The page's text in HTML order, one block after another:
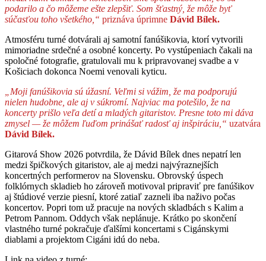
podarilo a čo môžeme ešte zlepšiť. Som šťastný, že môže byť
súčasťou toho všetkého,“ priznáva úprimne Dávid Bílek.
Atmosféru turné dotvárali aj samotní fanúšikovia, ktorí vytvorili
mimoriadne srdečné a osobné koncerty. Po vystúpeniach čakali na
spoločné fotografie, gratulovali mu k pripravovanej svadbe a v
Košiciach dokonca Noemi venovali kyticu.
„Moji fanúšikovia sú úžasní. Veľmi si vážim, že ma podporujú
nielen hudobne, ale aj v súkromí. Najviac ma potešilo, že na
koncerty prišlo veľa detí a mladých gitaristov. Presne toto mi dáva
zmysel — že môžem ľuďom prinášať radosť aj inšpiráciu,“ uzatvára
Dávid Bílek.
Gitarová Show 2026 potvrdila, že Dávid Bílek dnes nepatrí len
medzi špičkových gitaristov, ale aj medzi najvýraznejších
koncertných performerov na Slovensku. Obrovský úspech
folklórnych skladieb ho zároveň motivoval pripraviť pre fanúšikov
aj štúdiové verzie piesní, ktoré zatiaľ zazneli iba naživo počas
koncertov. Popri tom už pracuje na nových skladbách s Kalim a
Petrom Pannom. Oddych však neplánuje. Krátko po skončení
vlastného turné pokračuje ďalšími koncertami s Cigánskymi
diablami a projektom Cigáni idú do neba.